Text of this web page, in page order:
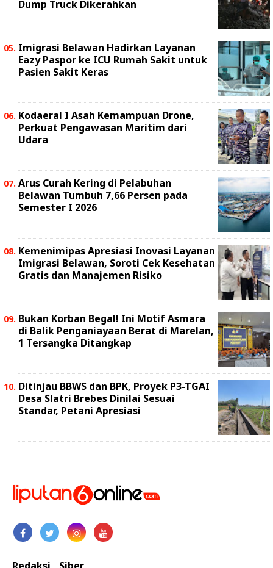
Dump Truck Dikerahkan
Imigrasi Belawan Hadirkan Layanan
Eazy Paspor ke ICU Rumah Sakit untuk
Pasien Sakit Keras
Kodaeral I Asah Kemampuan Drone,
Perkuat Pengawasan Maritim dari
Udara
Arus Curah Kering di Pelabuhan
Belawan Tumbuh 7,66 Persen pada
Semester I 2026
Kemenimipas Apresiasi Inovasi Layanan
Imigrasi Belawan, Soroti Cek Kesehatan
Gratis dan Manajemen Risiko
Bukan Korban Begal! Ini Motif Asmara
di Balik Penganiayaan Berat di Marelan,
1 Tersangka Ditangkap
Ditinjau BBWS dan BPK, Proyek P3-TGAI
Desa Slatri Brebes Dinilai Sesuai
Standar, Petani Apresiasi